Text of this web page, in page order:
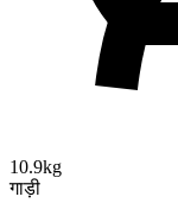
10.9kg
गाड़ी